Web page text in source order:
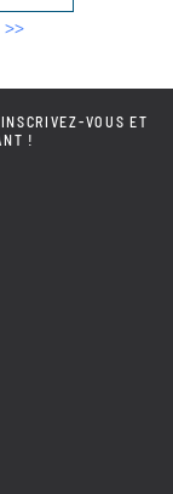
>>
VOUS ET
!